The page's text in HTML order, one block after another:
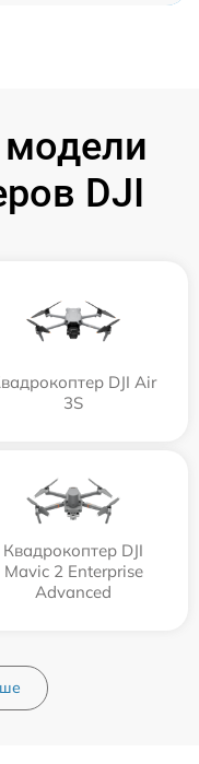
DJI
DJI Air
3S
Квадрокоптер DJI
Mavic 2 Enterprise
Advanced